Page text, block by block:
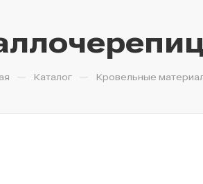
— Каталог — Кровельные